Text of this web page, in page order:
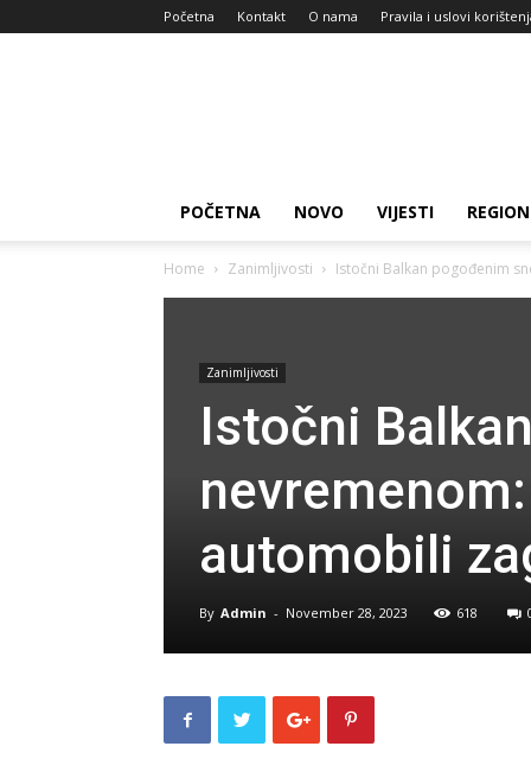
Početna Kontakt O nama Pravila i uslovi
POČETNA NOVO VIJESTI REGION
Home Zanimljivosti Istočni Balkan pogođenim
Zanimljivosti
Istočni
automobili
By Admin - November 28, 2023 618